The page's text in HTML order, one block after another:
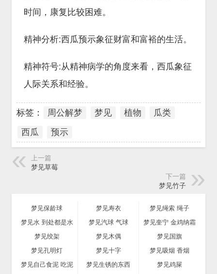
时间，康复比较困难。
精神分析:西瓜预示象征财富和富裕的生活。
精神符号:从精神病学的角度来看，西瓜象征
人际关系和经验。
标签： 周公解梦 梦见 植物
瓜类
西瓜
预示
上一篇
梦见草莓
下一篇
梦见竹子
梦见保龄球 梦见寿衣
梦见绳索 绳子
梦见水 到处都是水
梦见汽球 气球
梦见奎宁 金鸡纳霜
梦见绞架
梦见木偶
梦见国旗
梦见孔明灯
梦见十字
梦见吸烟 香烟
梦见自己食泥 吃泥
梦见生锈的东西
梦见鸡屎